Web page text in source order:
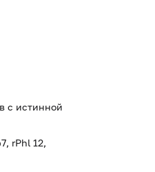
с истинной
rPhl 12,